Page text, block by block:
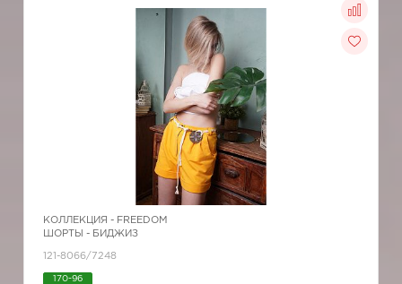
КОЛЛЕКЦИЯ - FREEDOM
ШОРТЫ - БИДЖИЗ
121-8066/7248
170-96